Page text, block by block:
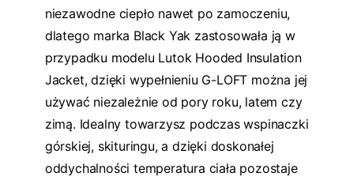
niezawodne ciepło nawet po zamoczeniu,
dlatego marka Black Yak zastosowała ją w
przypadku modelu Lutok Hooded Insulation
Jacket, dzięki wypełnieniu G-LOFT można jej
używać niezależnie od pory roku, latem czy
zimą. Idealny towarzysz podczas wspinaczki
górskiej, skituringu, a dzięki doskonałej
oddychalności temperatura ciała pozostaje